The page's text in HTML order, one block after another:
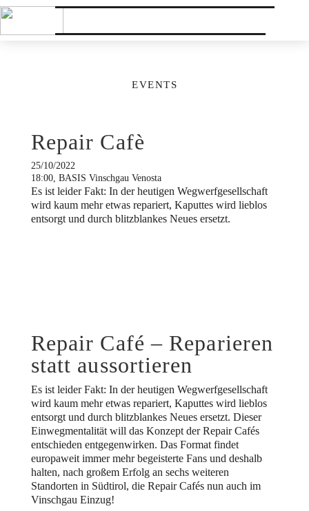
EVENTS
Repair Cafè
25/10/2022
18:00, BASIS Vinschgau Venosta
Es ist leider Fakt: In der heutigen Wegwerfgesellschaft
wird kaum mehr etwas repariert, Kaputtes wird lieblos
entsorgt und durch blitzblankes Neues ersetzt.
Repair Café – Reparieren
statt aussortieren
Es ist leider Fakt: In der heutigen Wegwerfgesellschaft
wird kaum mehr etwas repariert, Kaputtes wird lieblos
entsorgt und durch blitzblankes Neues ersetzt. Dieser
Einwegmentalität will das Konzept der Repair Cafés
entschieden entgegenwirken. Das Format findet
europaweit immer mehr begeisterte Fans und deshalb
halten, nach großem Erfolg an sechs weiteren
Standorten in Südtirol, die Repair Cafés nun auch im
Vinschgau Einzug!